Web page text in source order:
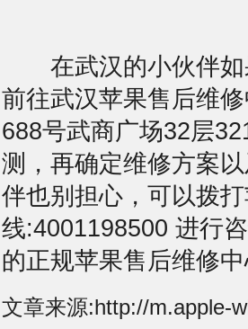
在武汉的小伙伴如
前往武汉苹果售后维
688号武商广场32层
测，再确定维修方案
伴也别担心，可以拨
线:4001198500 进行
的正规苹果售后维修中
文章来源:http://m.apple-